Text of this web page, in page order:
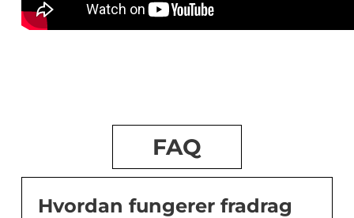
FAQ
Hvordan fungerer fradrag